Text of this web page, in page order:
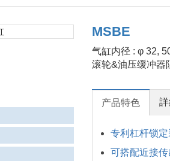
MSBE
气缸内径 : φ 32,
滚轮&油压缓冲器
产品特色
专利杠杆锁定
可搭配近接传